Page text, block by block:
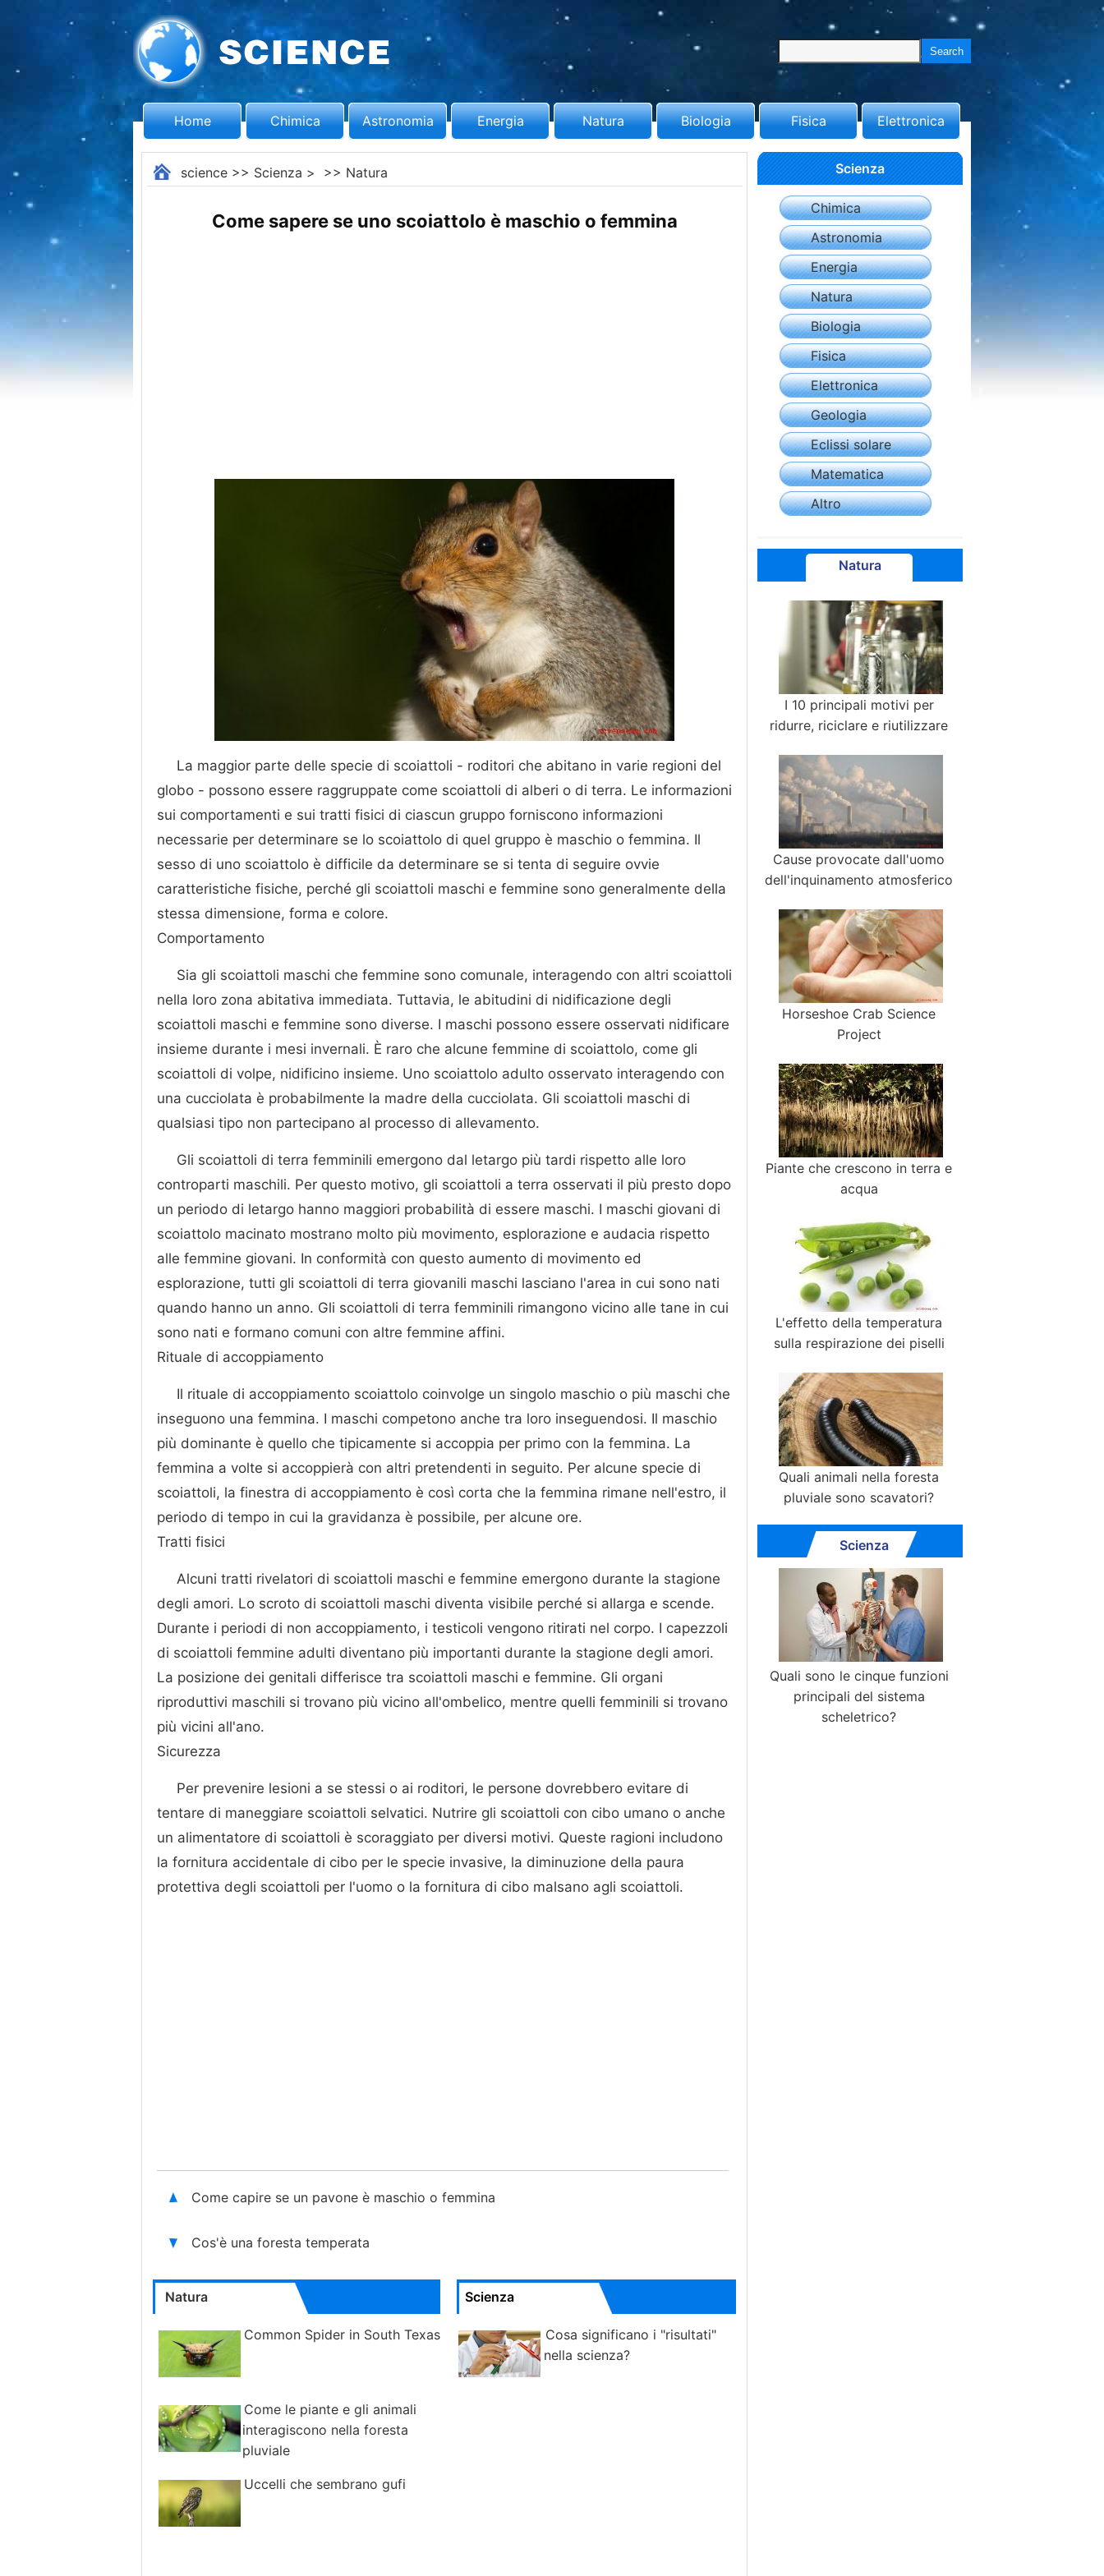
Home Chimica Astronomia Energia Natura Biologia Fisica Elettronica
science>> Scienza > >> Natura
Come sapere se uno scoiattolo è maschio o femmina
La maggior parte delle specie di scoiattoli - roditori che abitano in varie regioni del
globo - possono essere raggruppate come scoiattoli di alberi o di terra. Le informazioni
sui comportamenti e sui tratti fisici di ciascun gruppo forniscono informazioni
necessarie per determinare se lo scoiattolo di quel gruppo è maschio o femmina. Il
sesso di uno scoiattolo è difficile da determinare se si tenta di seguire ovvie
caratteristiche fisiche, perché gli scoiattoli maschi e femmine sono generalmente della
stessa dimensione, forma e colore.
Comportamento
Sia gli scoiattoli maschi che femmine sono comunale, interagendo con altri scoiattoli
nella loro zona abitativa immediata. Tuttavia, le abitudini di nidificazione degli
scoiattoli maschi e femmine sono diverse. I maschi possono essere osservati nidificare
insieme durante i mesi invernali. È raro che alcune femmine di scoiattolo, come gli
scoiattoli di volpe, nidificino insieme. Uno scoiattolo adulto osservato interagendo con
una cucciolata è probabilmente la madre della cucciolata. Gli scoiattoli maschi di
qualsiasi tipo non partecipano al processo di allevamento.
Gli scoiattoli di terra femminili emergono dal letargo più tardi rispetto alle loro
controparti maschili. Per questo motivo, gli scoiattoli a terra osservati il più presto dopo
un periodo di letargo hanno maggiori probabilità di essere maschi. I maschi giovani di
scoiattolo macinato mostrano molto più movimento, esplorazione e audacia rispetto
alle femmine giovani. In conformità con questo aumento di movimento ed
esplorazione, tutti gli scoiattoli di terra giovanili maschi lasciano l'area in cui sono nati
quando hanno un anno. Gli scoiattoli di terra femminili rimangono vicino alle tane in cui
sono nati e formano comuni con altre femmine affini.
Rituale di accoppiamento
Il rituale di accoppiamento scoiattolo coinvolge un singolo maschio o più maschi che
inseguono una femmina. I maschi competono anche tra loro inseguendosi. Il maschio
più dominante è quello che tipicamente si accoppia per primo con la femmina. La
femmina a volte si accoppierà con altri pretendenti in seguito. Per alcune specie di
scoiattoli, la finestra di accoppiamento è così corta che la femmina rimane nell'estro, il
periodo di tempo in cui la gravidanza è possibile, per alcune ore.
Tratti fisici
Alcuni tratti rivelatori di scoiattoli maschi e femmine emergono durante la stagione
degli amori. Lo scroto di scoiattoli maschi diventa visibile perché si allarga e scende.
Durante i periodi di non accoppiamento, i testicoli vengono ritirati nel corpo. I capezzoli
di scoiattoli femmine adulti diventano più importanti durante la stagione degli amori.
La posizione dei genitali differisce tra scoiattoli maschi e femmine. Gli organi
riproduttivi maschili si trovano più vicino all'ombelico, mentre quelli femminili si trovano
più vicini all'ano.
Sicurezza
Per prevenire lesioni a se stessi o ai roditori, le persone dovrebbero evitare di
tentare di maneggiare scoiattoli selvatici. Nutrire gli scoiattoli con cibo umano o anche
un alimentatore di scoiattoli è scoraggiato per diversi motivi. Queste ragioni includono
la fornitura accidentale di cibo per le specie invasive, la diminuzione della paura
protettiva degli scoiattoli per l'uomo o la fornitura di cibo malsano agli scoiattoli.
Come capire se un pavone è maschio o femmina
Cos'è una foresta temperata
Natura
Common Spider in South Texas
Come le piante e gli animali
interagiscono nella foresta
pluviale
Uccelli che sembrano gufi
Scienza
Cosa significano i "risultati"
nella scienza?
Scienza
Chimica
Astronomia
Energia
Natura
Biologia
Fisica
Elettronica
Geologia
Eclissi solare
Matematica
Altro
Natura
I 10 principali motivi per
ridurre, riciclare e riutilizzare
Cause provocate dall'uomo
dell'inquinamento atmosferico
Horseshoe Crab Science
Project
Piante che crescono in terra e
acqua
L'effetto della temperatura
sulla respirazione dei piselli
Quali animali nella foresta
pluviale sono scavatori?
Scienza
Quali sono le cinque funzioni
principali del sistema
scheletrico?